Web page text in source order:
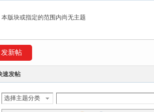
本版块或指定的范围内尚无主题
发新帖
速发帖
选择主题分类